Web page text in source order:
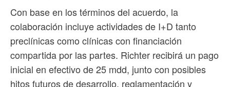
Con base en los términos del acuerdo, la
colaboración incluye actividades de I+D tanto
preclínicas como clínicas con financiación
compartida por las partes. Richter recibirá un pago
inicial en efectivo de 25 mdd, junto con posibles
hitos futuros de desarrollo, reglamentación y